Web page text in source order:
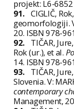
projekt: L6-6852
91. CIGLIČ,
geomorfologiji.
20. ISBN 978-
92.
TIČAR,
Rok (ur.), et al.
14. ISBN 978-
93.
TIČAR,
Slovenia. V:
contemporary
Management,